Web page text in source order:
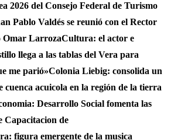
2026 del Consejo Federal de Turismo
Pablo Valdés se reunió con el Rector
Omar LarrozaCultura: el actor e
llega a las tablas del Vera para
me parió»Colonia Liebig: consolida un
cuenca acuicola en la región de la tierra
Desarrollo Social fomenta las
Capacitacion de
figura emergente de la musica